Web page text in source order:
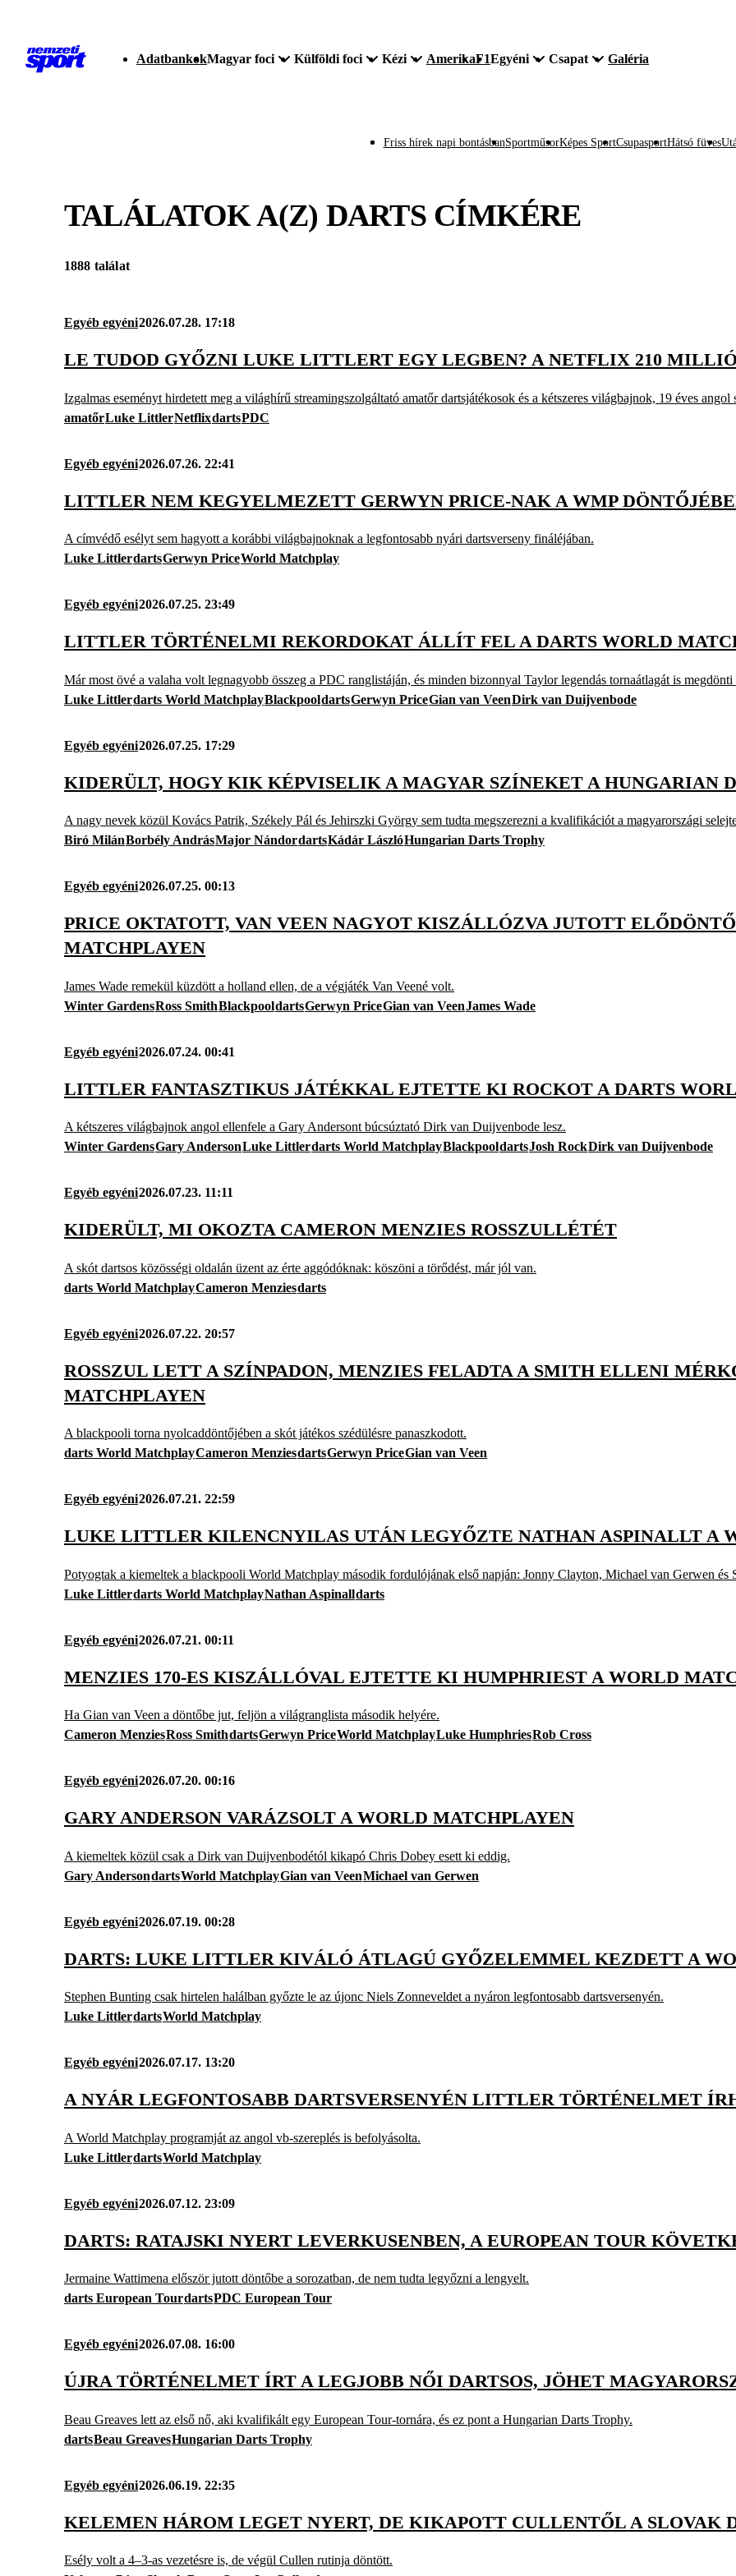
AdatbankokMagyar foci Külföldi foci Kézi AmerikaF1Egyéni Csapat Galéria
Friss hírek napi bontásbanSportműsorKépes SportCsupasportHátsó füves
TALÁLATOK A(Z) DARTSCÍMKÉRE
1888 találat
Egyéb egyéni2026.07.28. 17:18
LE TUDOD GYŐZNI LUKE LITTLERT EGY LEGBEN? A NETFLIX 210
Izgalmas eseményt hirdetett meg a világhírű streamingszolgáltató amatőr dartsjátékosok és a kétszeres világbajnok, 19 éves angol
amatőrLuke LittlerNetflixdartsPDC
Egyéb egyéni2026.07.26. 22:41
LITTLER NEM KEGYELMEZETT GERWYN PRICE-NAK A WMP
A címvédő esélyt sem hagyott a korábbi világbajnoknak a legfontosabb nyári dartsverseny fináléjában.
Luke LittlerdartsGerwyn PriceWorld Matchplay
Egyéb egyéni2026.07.25. 23:49
LITTLER TÖRTÉNELMI REKORDOKAT ÁLLÍT FEL A DARTS WORLD
Már most övé a valaha volt legnagyobb összeg a PDC ranglistáján, és minden bizonnyal Taylor legendás tornaátlagát is megdönti
Luke Littlerdarts World MatchplayBlackpooldartsGerwyn PriceGian van VeenDirk van Duijvenbode
Egyéb egyéni2026.07.25. 17:29
KIDERÜLT, HOGY KIK KÉPVISELIK A MAGYAR SZÍNEKET A HUNGARIAN
A nagy nevek közül Kovács Patrik, Székely Pál és Jehirszki György sem tudta megszerezni a kvalifikációt a magyarországi
Biró MilánBorbély AndrásMajor NándordartsKádár LászlóHungarian Darts Trophy
Egyéb egyéni2026.07.25. 00:13
PRICE OKTATOTT, VAN VEEN NAGYOT KISZÁLLÓZVA JUTOTT
MATCHPLAYEN
James Wade remekül küzdött a holland ellen, de a végjáték Van Veené volt.
Winter GardensRoss SmithBlackpooldartsGerwyn PriceGian van VeenJames Wade
Egyéb egyéni2026.07.24. 00:41
LITTLER FANTASZTIKUS JÁTÉKKAL EJTETTE KI ROCKOT A DARTS
A kétszeres világbajnok angol ellenfele a Gary Andersont búcsúztató Dirk van Duijvenbode lesz.
Winter GardensGary AndersonLuke Littlerdarts World MatchplayBlackpooldartsJosh RockDirk van Duijvenbode
Egyéb egyéni2026.07.23. 11:11
KIDERÜLT, MI OKOZTA CAMERON MENZIES ROSSZULLÉTÉT
A skót dartsos közösségi oldalán üzent az érte aggódóknak: köszöni a törődést, már jól van.
darts World MatchplayCameron Menziesdarts
Egyéb egyéni2026.07.22. 20:57
ROSSZUL LETT A SZÍNPADON, MENZIES FELADTA A SMITH ELLENI
MATCHPLAYEN
A blackpooli torna nyolcaddöntőjében a skót játékos szédülésre panaszkodott.
darts World MatchplayCameron MenziesdartsGerwyn PriceGian van Veen
Egyéb egyéni2026.07.21. 22:59
LUKE LITTLER KILENCNYILAS UTÁN LEGYŐZTE NATHAN ASPINALLT A
Potyogtak a kiemeltek a blackpooli World Matchplay második fordulójának első napján: Jonny Clayton, Michael van Gerwen és
Luke Littlerdarts World MatchplayNathan Aspinalldarts
Egyéb egyéni2026.07.21. 00:11
MENZIES 170-ES KISZÁLLÓVAL EJTETTE KI HUMPHRIEST A WORLD
Ha Gian van Veen a döntőbe jut, feljön a világranglista második helyére.
Cameron MenziesRoss SmithdartsGerwyn PriceWorld MatchplayLuke HumphriesRob Cross
Egyéb egyéni2026.07.20. 00:16
GARY ANDERSON VARÁZSOLT A WORLD MATCHPLAYEN
A kiemeltek közül csak a Dirk van Duijvenbodétól kikapó Chris Dobey esett ki eddig.
Gary AndersondartsWorld MatchplayGian van VeenMichael van Gerwen
Egyéb egyéni2026.07.19. 00:28
DARTS: LUKE LITTLER KIVÁLÓ ÁTLAGÚ GYŐZELEMMEL KEZDETT A
Stephen Bunting csak hirtelen halálban győzte le az újonc Niels Zonneveldet a nyáron legfontosabb dartsversenyén.
Luke LittlerdartsWorld Matchplay
Egyéb egyéni2026.07.17. 13:20
A NYÁR LEGFONTOSABB DARTSVERSENYÉN LITTLER TÖRTÉNELMET
A World Matchplay programját az angol vb-szereplés is befolyásolta.
Luke LittlerdartsWorld Matchplay
Egyéb egyéni2026.07.12. 23:09
DARTS: RATAJSKI NYERT LEVERKUSENBEN, A EUROPEAN TOUR
Jermaine Wattimena először jutott döntőbe a sorozatban, de nem tudta legyőzni a lengyelt.
darts European TourdartsPDC European Tour
Egyéb egyéni2026.07.08. 16:00
ÚJRA TÖRTÉNELMET ÍRT A LEGJOBB NŐI DARTSOS, JÖHET
Beau Greaves lett az első nő, aki kvalifikált egy European Tour-tornára, és ez pont a Hungarian Darts Trophy.
dartsBeau GreavesHungarian Darts Trophy
Egyéb egyéni2026.06.19. 22:35
KELEMEN HÁROM LEGET NYERT, DE KIKAPOTT CULLENTŐL A SLOVAK
Esély volt a 4–3-as vezetésre is, de végül Cullen rutinja döntött.